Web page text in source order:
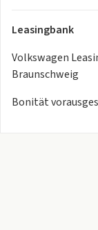
Abschleppschutz
3 Kopfstützen
Kopfstützen vorn
Airbag für Fahrer
Proaktives
Leasingbank
Volkswagen
Braunschweig
Bonität